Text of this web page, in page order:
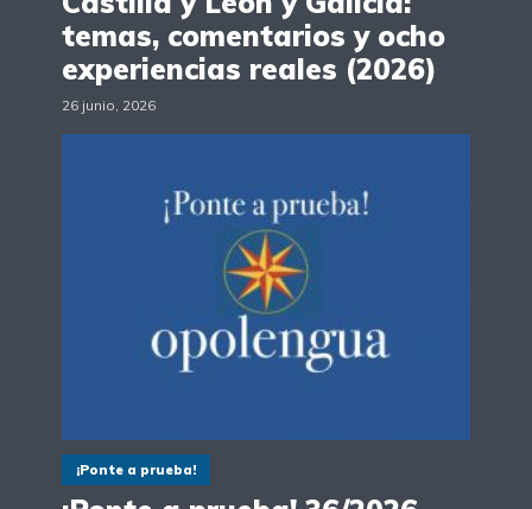
temas, comentarios y ocho
experiencias reales (2026)
26 junio, 2026
¡Ponte a prueba!